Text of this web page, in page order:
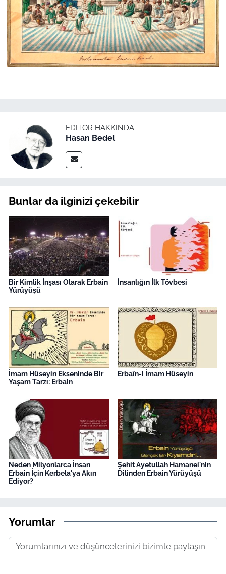
EDITÖR HAKKINDA
Hasan Bedel
Bunlar da ilginizi çekebilir
Bir Kimlik İnşası Olarak Erbaîn
Yürüyüşü
İnsanlığın İlk Tövbesi
İmam Hüseyin Ekseninde Bir
Yaşam Tarzı: Erbain
Erbaîn-i İmam Hüseyin
Neden Milyonlarca İnsan
Erbain İçin Kerbela'ya Akın
Ediyor?
Şehit Ayetullah Hamanei'nin
Dilinden Erbain Yürüyüşü
Yorumlar